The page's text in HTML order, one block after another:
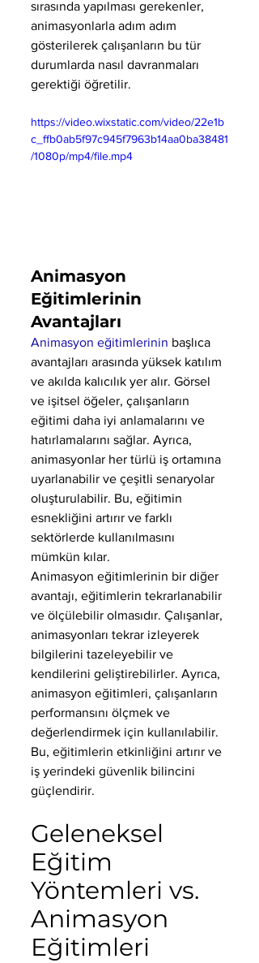
sırasında yapılması gerekenler,
animasyonlarla adım adım
gösterilerek çalışanların bu tür
durumlarda nasıl davranmaları
gerektiği öğretilir.
https://video.wixstatic.com/video/22e1b
c_ffb0ab5f97c945f7963b14aa0ba38481
/1080p/mp4/file.mp4
Animasyon
Eğitimlerinin
Avantajları
Animasyon eğitimlerinin başlıca
avantajları arasında yüksek katılım
ve akılda kalıcılık yer alır. Görsel
ve işitsel öğeler, çalışanların
eğitimi daha iyi anlamalarını ve
hatırlamalarını sağlar. Ayrıca,
animasyonlar her türlü iş ortamına
uyarlanabilir ve çeşitli senaryolar
oluşturulabilir. Bu, eğitimin
esnekliğini artırır ve farklı
sektörlerde kullanılmasını
mümkün kılar.
Animasyon eğitimlerinin bir diğer
avantajı, eğitimlerin tekrarlanabilir
ve ölçülebilir olmasıdır. Çalışanlar,
animasyonları tekrar izleyerek
bilgilerini tazeleyebilir ve
kendilerini geliştirebilirler. Ayrıca,
animasyon eğitimleri, çalışanların
performansını ölçmek ve
değerlendirmek için kullanılabilir.
Bu, eğitimlerin etkinliğini artırır ve
iş yerindeki güvenlik bilincini
güçlendirir.
Geleneksel
Eğitim
Yöntemleri vs.
Animasyon
Eğitimleri